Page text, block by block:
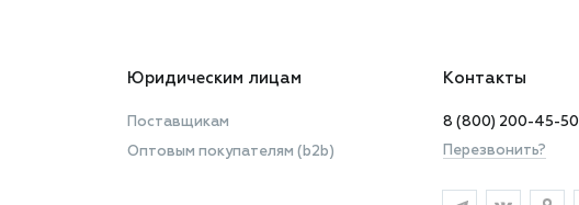
Юридическим лицам
Поставщикам
Оптовым покупателям (b2b)
Контакты
8 (800) 200-45-50
Перезвонить?